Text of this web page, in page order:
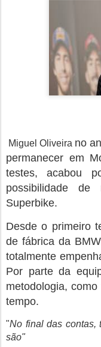
Miguel Oliveira no
permanecer em
testes, acabou
possibilidade
Superbike.
Desde o primeiro
de fábrica da
totalmente
Por parte da
metodologia,
tempo.
"No final das contas,
são"